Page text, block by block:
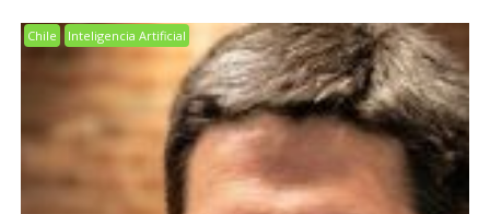
Chile Inteligencia Artificial